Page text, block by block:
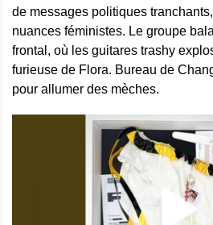
de messages politiques
nuances féministes. Le groupe
frontal, où les guitares trashy
furieuse de Flora. Bureau de
pour allumer des mèches.